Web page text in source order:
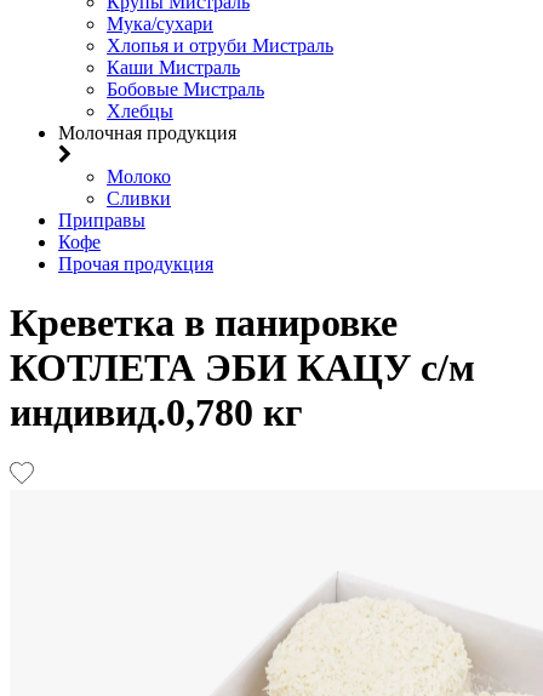
Мука/сухари
Хлопья и отруби Мистраль
Каши Мистраль
Бобовые Мистраль
Хлебцы
Молочная продукция
Молоко
Сливки
Приправы
Кофе
Прочая продукция
Креветка в панировке
КОТЛЕТА ЭБИ КАЦУ с/м
индивид.0,780 кг